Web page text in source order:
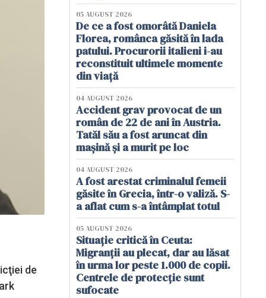
de
05 AUGUST 2026
De ce a fost omorâtă Daniela
Florea, românca găsită în lada
patului. Procurorii italieni i-au
reconstituit ultimele momente
din viață
04 AUGUST 2026
Accident grav provocat de un
român de 22 de ani în Austria.
Tatăl său a fost aruncat din
mașină și a murit pe loc
04 AUGUST 2026
A fost arestat criminalul femeii
găsite în Grecia, într-o valiză. S-
a aflat cum s-a întâmplat totul
05 AUGUST 2026
Situație critică în Ceuta:
Migranții au plecat, dar au lăsat
în urma lor peste 1.000 de copii.
Centrele de protecție sunt
sufocate